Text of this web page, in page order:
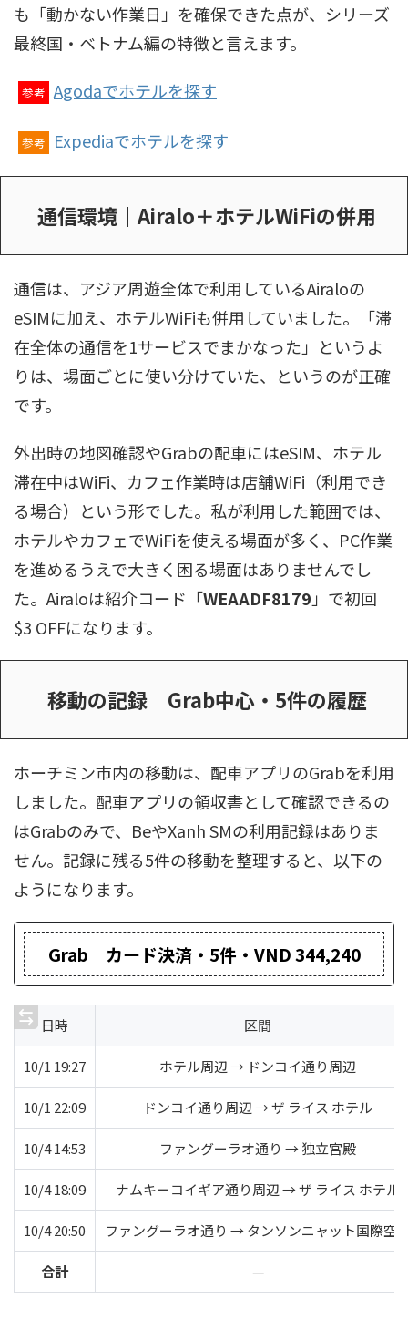
も「動かない作業日」を確保できた点が、シリーズ
最終国・ベトナム編の特徴と言えます。
参考 Agodaでホテルを探す
参考 Expediaでホテルを探す
通信環境｜Airalo＋ホテルWiFiの併用
通信は、アジア周遊全体で利用しているAiraloの
eSIMに加え、ホテルWiFiも併用していました。「滞
在全体の通信を1サービスでまかなった」というよ
りは、場面ごとに使い分けていた、というのが正確
です。
外出時の地図確認やGrabの配車にはeSIM、ホテル
滞在中はWiFi、カフェ作業時は店舗WiFi（利用でき
る場合）という形でした。私が利用した範囲では、
ホテルやカフェでWiFiを使える場面が多く、PC作業
を進めるうえで大きく困る場面はありませんでし
た。Airaloは紹介コード「WEAADF8179 」で初回
$3 OFFになります。
移動の記録｜Grab中心・5件の履歴
ホーチミン市内の移動は、配車アプリのGrabを利用
しました。配車アプリの領収書として確認できるの
はGrabのみで、BeやXanh SMの利用記録はありま
せん。記録に残る5件の移動を整理すると、以下の
ようになります。
Grab｜カード決済・5件・VND 344,240
日時 区間
10/1 19:27 ホテル周辺 → ドンコイ通り周辺
10/1 22:09 ドンコイ通り周辺 → ザ ライス ホテル
10/4 14:53 ファングーラオ通り → 独立宮殿
10/4 18:09 ナムキーコイギア通り周辺 → ザ ライス ホテル
10/4 20:50 ファングーラオ通り → タンソンニャット国際空
合計 —